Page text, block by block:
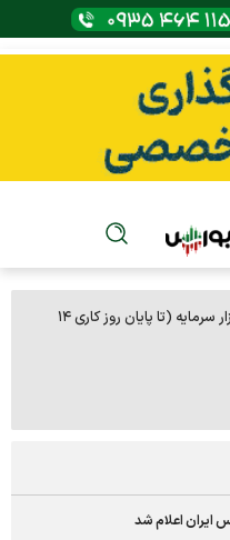
🔴 اکسل جامع داده‌های بازار سرمایه (تا پایان روز کاری ۱۴
اعلام شد